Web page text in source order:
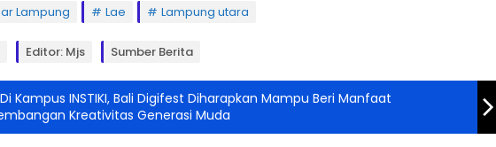
Lampung Lae Lampung utara
Editor: Mjs Sumber Berita
Kampus INSTIKI, Bali Digifest Diharapkan Mampu Beri Manfaat
Kreativitas Generasi Muda